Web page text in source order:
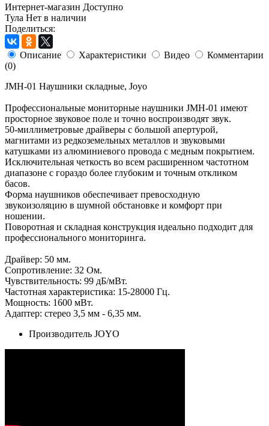
Интернет-магазин Доступно
Тула Нет в наличии
Поделиться:
Описание Характеристики Видео
Комментарии
(0)
JMH-01 Наушники складные, Joyo
Профессиональные мониторные наушники JMH-01 имеют
просторное звуковое поле и точно воспроизводят звук.
50-миллиметровые драйверы с большой апертурой,
магнитами из редкоземельных металлов и звуковыми
катушками из алюминиевого провода с медным покрытием.
Исключительная четкость во всем расширенном частотном
диапазоне с гораздо более глубоким и точным откликом
басов.
Форма наушников обеспечивает превосходную
звукоизоляцию в шумной обстановке и комфорт при
ношении.
Поворотная и складная конструкция идеально подходит для
профессионального мониторинга.
Драйвер: 50 мм.
Сопротивление: 32 Ом.
Чувствительность: 99 дБ/мВт.
Частотная характеристика: 15-28000 Гц.
Мощность: 1600 мВт.
Адаптер: стерео 3,5 мм - 6,35 мм.
Производитель JOYO